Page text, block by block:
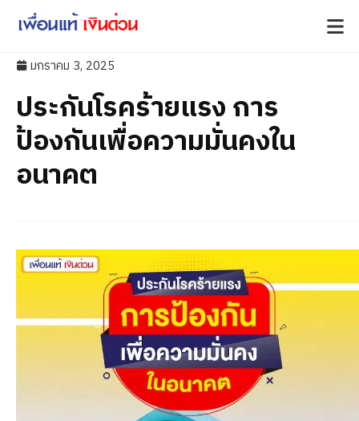
มกราคม 3, 2025
ประกันโรคร้ายแรง การ
ป้องกันเพื่อความมั่นคงใน
อนาคต